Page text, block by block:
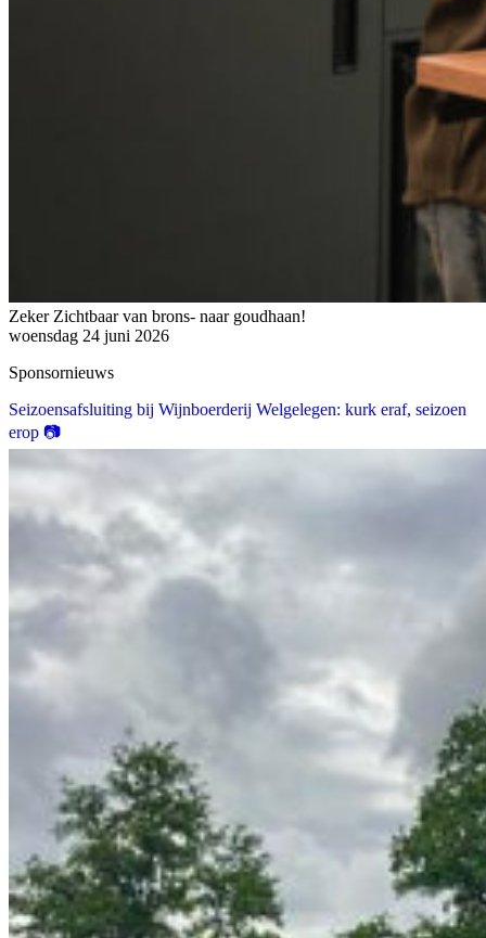
Zeker Zichtbaar van brons- naar goudhaan!
woensdag 24 juni 2026
Sponsornieuws
Seizoensafsluiting bij Wijnboerderij Welgelegen: kurk eraf, seizoen
erop 📷